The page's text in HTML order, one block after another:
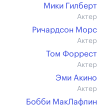
Мики Гилберт
Актер
Ричардсон Морс
Актер
Том Форрест
Актер
Эми Акино
Актер
Бобби МакЛафлин